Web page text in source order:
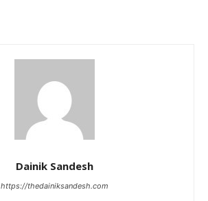
Dainik Sandesh
https://thedainiksandesh.com